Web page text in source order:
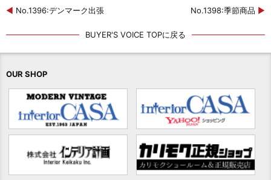
◀ No.1396:デンマーク出張 No.1398:季節商品 ▶
BUYER'S VOICE TOPに戻る
OUR SHOP